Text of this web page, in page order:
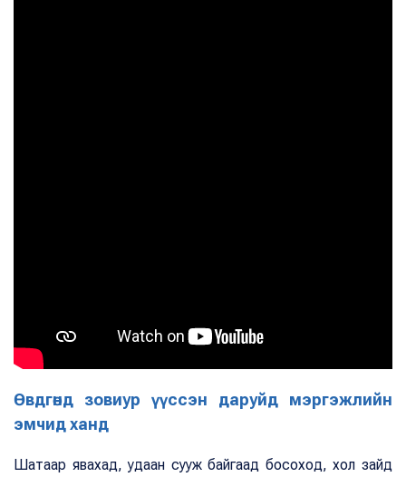
Өвдгөнд зовиур үүссэн даруйд мэргэжлийн
эмчид ханд
Шатаар явахад, удаан сууж байгаад босоход, хол зайд